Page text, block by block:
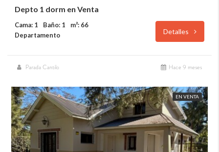
Depto 1 dorm en Venta
Cama: 1 Baño: 1
m²: 66
Departamento
Detalles
Parada Cantilo Hace 9 meses
EN VENTA